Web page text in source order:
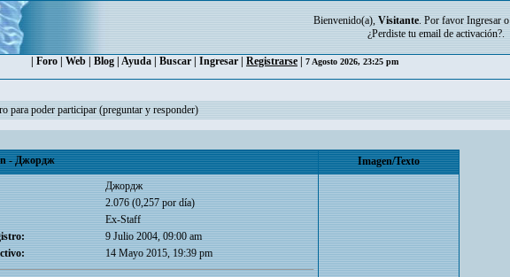
Bienvenido(a), Visitante. Por favor Ingresar o
¿Perdiste tu email de activación?.
Foro Web Blog Ayuda Buscar Ingresar Registrarse 7 Agosto 2026, 23:25 pm
para poder participar (preguntar y responder)
- Джордж
Imagen/Texto
Джордж
2.076 (0,257 por día)
Ex-Staff
9 Julio 2004, 09:00 am
14 Mayo 2015, 19:39 pm